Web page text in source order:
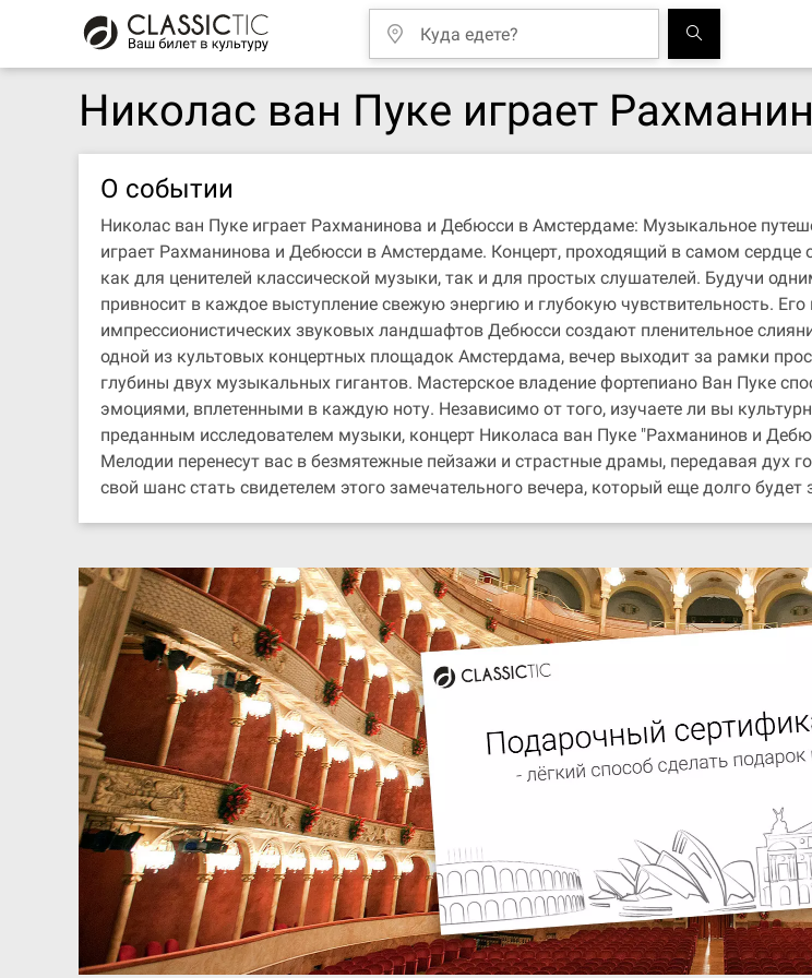
Николас ван Пуке играет
О событии
Николас ван Пуке играет Рахманинова и Дебюсси в Амстердаме: Музыкальное
играет Рахманинова и Дебюсси в Амстердаме. Концерт, проходящий в самом
как для ценителей классической музыки, так и для простых слушателей. Будучи
привносит в каждое выступление свежую энергию и глубокую чувствительность.
импрессионистических звуковых ландшафтов Дебюсси создают пленительное
одной из культовых концертных площадок Амстердама, вечер выходит за рамки
глубины двух музыкальных гигантов. Мастерское владение фортепиано Ван Пуке
эмоциями, вплетенными в каждую ноту. Независимо от того, изучаете ли вы
преданным исследователем музыки, концерт Николаса ван Пуке "Рахманинов и
Мелодии перенесут вас в безмятежные пейзажи и страстные драмы, передавая дух
свой шанс стать свидетелем этого замечательного вечера, который еще долго